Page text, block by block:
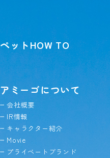
ペットHOW TO
アミーゴについて
会社概要
IR情報
キャラクター紹介
Movie
プライベートブランド